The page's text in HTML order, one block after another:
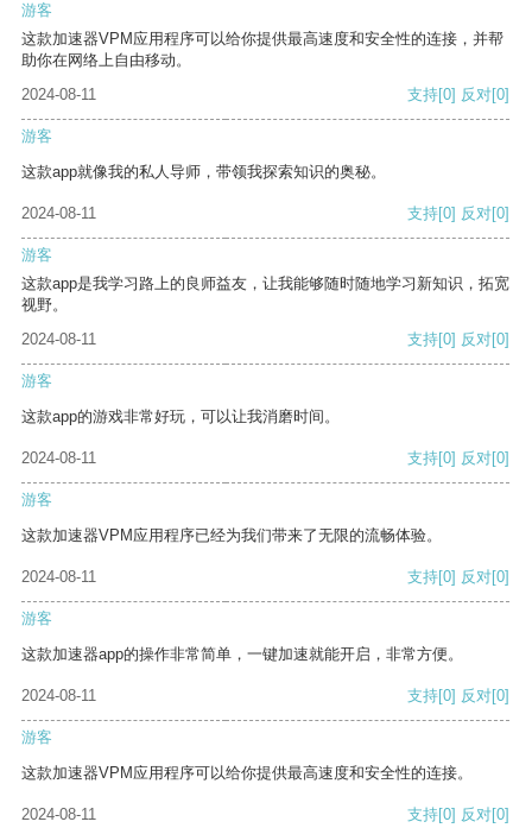
游客
这款加速器VPM应用程序可以给你提供最高速度和安全性的连接，并帮
助你在网络上自由移动。
2024-08-11
支持[0] 反对[0]
游客
这款app就像我的私人导师，带领我探索知识的奥秘。
2024-08-11 支持[0] 反对[0]
游客
这款app是我学习路上的良师益友，让我能够随时随地学习新知识，拓宽
视野。
2024-08-11
支持[0] 反对[0]
游客
这款app的游戏非常好玩，可以让我消磨时间。
2024-08-11 支持[0] 反对[0]
游客
这款加速器VPM应用程序已经为我们带来了无限的流畅体验。
2024-08-11 支持[0] 反对[0]
游客
这款加速器app的操作非常简单，一键加速就能开启，非常方便。
2024-08-11 支持[0] 反对[0]
游客
这款加速器VPM应用程序可以给你提供最高速度和安全性的连接。
2024-08-11 支持[0] 反对[0]